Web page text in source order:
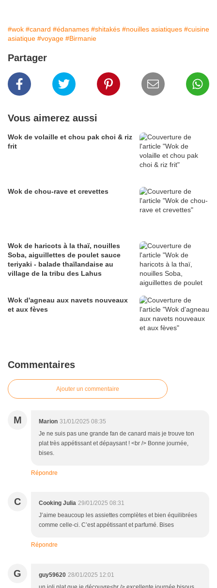
#wok #canard #édanames #shitakés #nouilles asiatiques #cuisine
asiatique #voyage #Birmanie
Partager
Vous aimerez aussi
Wok de volaille et chou pak choi & riz
frit
Wok de chou-rave et crevettes
Wok de haricots à la thaï, nouilles
Soba, aiguillettes de poulet sauce
teriyaki - balade thaïlandaise au
village de la tribu des Lahus
Wok d'agneau aux navets nouveaux
et aux fèves
Commentaires
Ajouter un commentaire
M Marion 31/01/2025 08:35
Je ne suis pas une grande fan de canard mais je trouve ton
plat très appétissant et dépaysant ! <br /> Bonne journée,
bises.
Répondre
C Cooking Julia 29/01/2025 08:31
J’aime beaucoup les assiettes complètes et bien équilibrées
comme celle-ci. C’est appétissant et parfumé. Bises
Répondre
G guy59620 28/01/2025 12:01